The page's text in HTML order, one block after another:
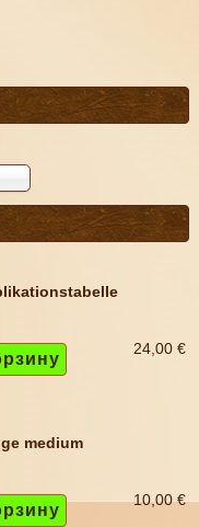
24,00 €
medium
10,00 €